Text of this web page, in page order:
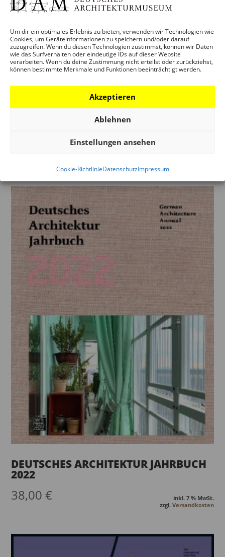
Um dir ein optimales Erlebnis zu bieten, verwenden wir Technologien wie
Cookies, um Geräteinformationen zu speichern und/oder darauf
zuzugreifen. Wenn du diesen Technologien zustimmst, können wir Daten
wie das Surfverhalten oder eindeutige IDs auf dieser Website
verarbeiten. Wenn du deine Zustimmung nicht erteilst oder zurückziehst,
können bestimmte Merkmale und Funktionen beeinträchtigt werden.
Akzeptieren
Ablehnen
Einstellungen ansehen
Cookie-RichtlinieDatenschutzImpressum
HOUSING FOR ALL – BUILDING
DEUTSCHES ARCHITEKTUR JAHRBUCH
2022
38,00€
inkl. 7 % MwSt.
zzgl. Versandkosten